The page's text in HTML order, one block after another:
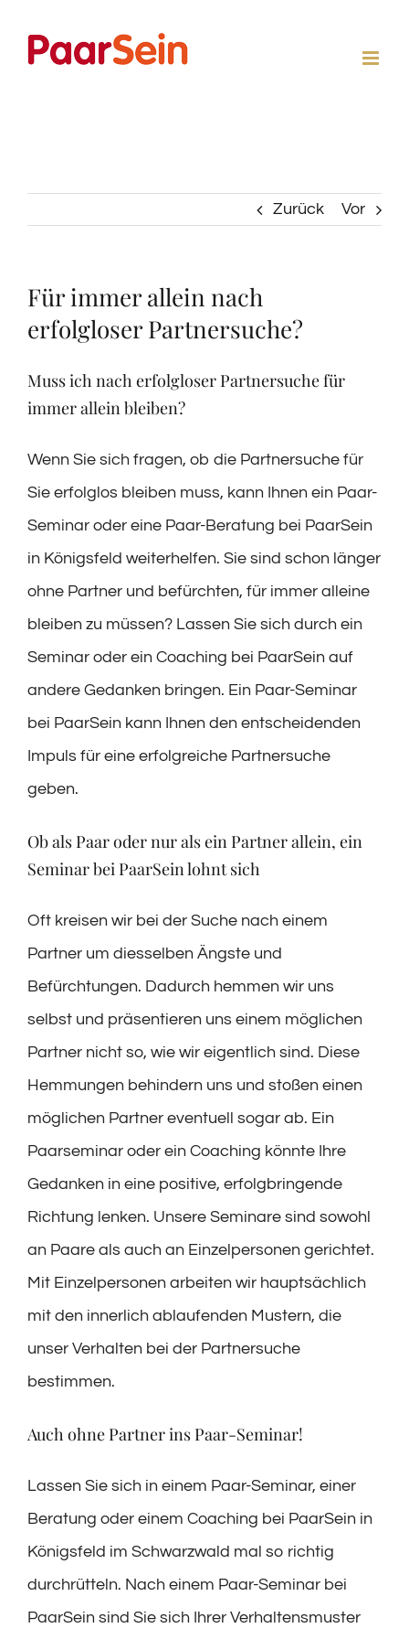
Inhalt
Zurück Vor
Für immer allein nach
erfolgloser Partnersuche?
Muss ich nach erfolgloser Partnersuche für
immer allein bleiben?
Wenn Sie sich fragen, ob die Partnersuche für
Sie erfolglos bleiben muss, kann Ihnen ein Paar-
Seminar oder eine Paar-Beratung bei PaarSein
in Königsfeld weiterhelfen. Sie sind schon länger
ohne Partner und befürchten, für immer alleine
bleiben zu müssen? Lassen Sie sich durch ein
Seminar oder ein Coaching bei PaarSein auf
andere Gedanken bringen. Ein Paar-Seminar
bei PaarSein kann Ihnen den entscheidenden
Impuls für eine erfolgreiche Partnersuche
geben.
Ob als Paar oder nur als ein Partner allein, ein
Seminar bei PaarSein lohnt sich
Oft kreisen wir bei der Suche nach einem
Partner um diesselben Ängste und
Befürchtungen. Dadurch hemmen wir uns
selbst und präsentieren uns einem möglichen
Partner nicht so, wie wir eigentlich sind. Diese
Hemmungen behindern uns und stoßen einen
möglichen Partner eventuell sogar ab. Ein
Paarseminar oder ein Coaching könnte Ihre
Gedanken in eine positive, erfolgbringende
Richtung lenken. Unsere Seminare sind sowohl
an Paare als auch an Einzelpersonen gerichtet.
Mit Einzelpersonen arbeiten wir hauptsächlich
mit den innerlich ablaufenden Mustern, die
unser Verhalten bei der Partnersuche
bestimmen.
Auch ohne Partner ins Paar-Seminar!
Lassen Sie sich in einem Paar-Seminar, einer
Beratung oder einem Coaching bei PaarSein in
Königsfeld im Schwarzwald mal so richtig
durchrütteln. Nach einem Paar-Seminar bei
PaarSein sind Sie sich Ihrer Verhaltensmuster